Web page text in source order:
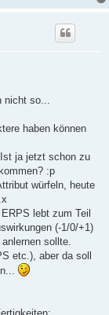
so...
haben können
ja jetzt schon zu
:p
würfeln, heute
lebt zum Teil
(-1/0/+1)
sollte.
etc.), aber da soll